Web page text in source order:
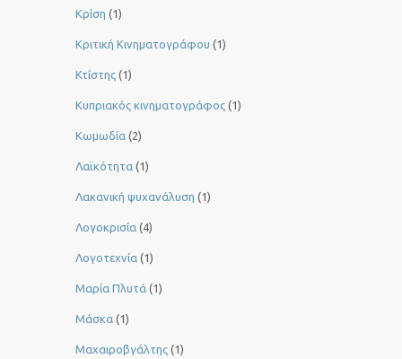
Κρίση (1)
Κριτική Κινηματογράφου (1)
Κτίστης (1)
Κυπριακός κινηματογράφος (1)
Κωμωδία (2)
Λαϊκότητα (1)
Λακανική ψυχανάλυση (1)
Λογοκρισία (4)
Λογοτεχνία (1)
Μαρία Πλυτά (1)
Μάσκα (1)
Μαχαιροβγάλτης (1)